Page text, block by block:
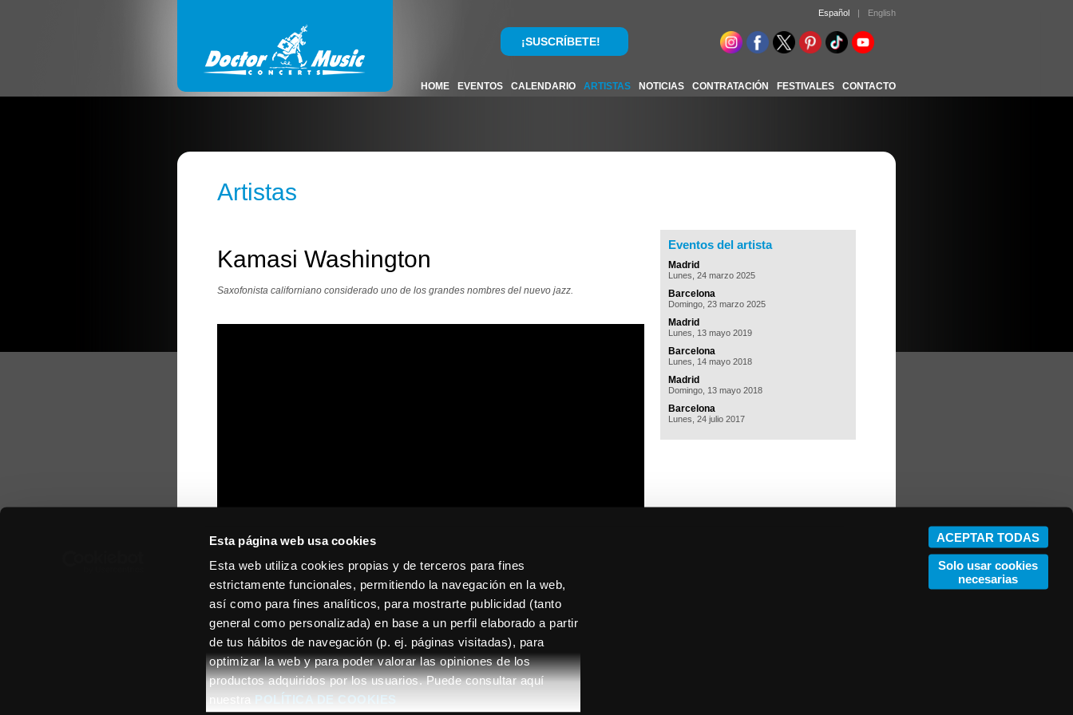
Esta página web usa cookies
Esta web utiliza cookies propias y de terceros para fines
estrictamente funcionales, permitiendo la navegación en la web,
así como para fines analíticos, para mostrarte publicidad (tanto
general como personalizada) en base a un perfil elaborado a partir
de tus hábitos de navegación (p. ej. páginas visitadas), para
optimizar la web y para poder valorar las opiniones de los
productos adquiridos por los usuarios. Puede consultar aquí
nuestra POLÍTICA DE COOKIES
ACEPTAR TODAS
Solo usar cookies
necesarias
Español | English
¡SUSCRÍBETE!
HOME EVENTOS CALENDARIO ARTISTAS NOTICIAS CONTRATACIÓN FESTIVALES CONTACTO
Artistas
Kamasi Washington
Saxofonista californiano considerado uno de los grandes nombres del nuevo jazz.
Eventos del artista
Madrid
Lunes, 24 marzo 2025
Barcelona
Domingo, 23 marzo 2025
Madrid
Lunes, 13 mayo 2019
Barcelona
Lunes, 14 mayo 2018
Madrid
Domingo, 13 mayo 2018
Barcelona
Lunes, 24 julio 2017
© 2026 - BIG TOURS SL consta inscrita en el Registro Mercantil de Barcelona, en el tomo 36481, folio 107, hoja número Nº B-143.163.
Aviso legal-Política de Privacidad-Política de Cookies
(*) La venta de entradas en doctormusic.com es gestionada por entradas.com